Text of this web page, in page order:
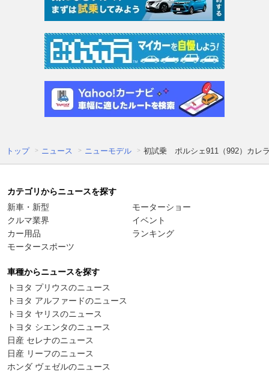
トップ ニュース ニューモデル 初試乗 ポルシェ911（992）カ
カテゴリからニュースを探す
新車・新型
クルマ業界
カー用品
モータースポーツ
モーターショー
イベント
ランキング
車種からニュースを探す
トヨタ プリウスのニュース
トヨタ アルファードのニュース
トヨタ ヤリスのニュース
トヨタ シエンタのニュース
日産 セレナのニュース
日産 リーフのニュース
ホンダ ヴェゼルのニュース